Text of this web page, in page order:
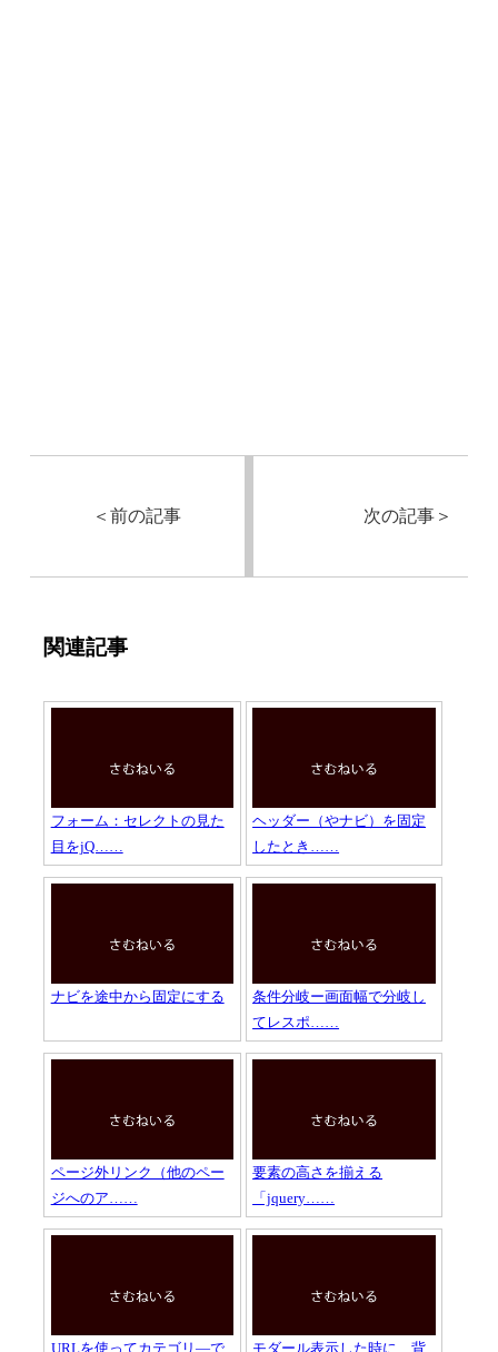
＜前の記事 次の記事 ＞
関連記事
フォーム：セレクトの見た
目をjQ……
ヘッダー（やナビ）を固定
したとき……
ナビを途中から固定にする
条件分岐ー画面幅で分岐し
てレスポ……
ページ外リンク（他のペー
ジへのア……
要素の高さを揃える
「jquery……
URLを使ってカテゴリ―で モダール表示した時に、背